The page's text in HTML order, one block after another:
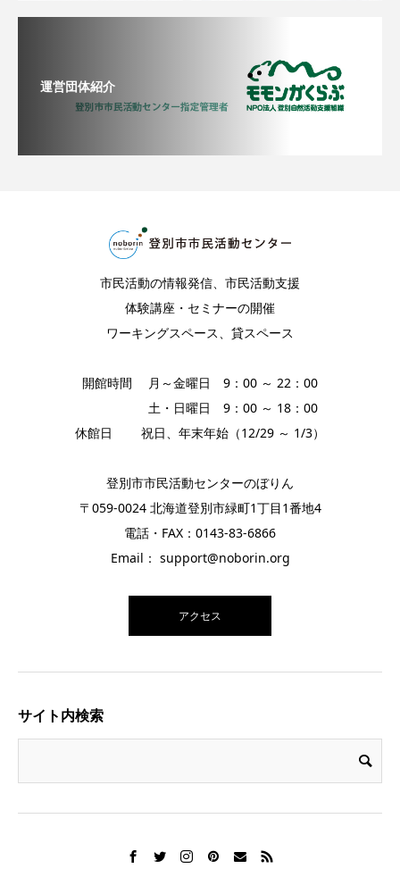
運営団体紹介
市民活動の情報発信、市民活動支援
体験講座・セミナーの開催
ワーキングスペース、貸スペース
開館時間 月～金曜日 9：00 ～ 22：00
土・日曜日 9：00 ～ 18：00
休館日 祝日、年末年始（12/29 ～ 1/3）
登別市市民活動センターのぼりん
〒059-0024 北海道登別市緑町1丁目1番地4
電話・FAX：0143-83-6866
Email： support@noborin.org
アクセス
サイト内検索